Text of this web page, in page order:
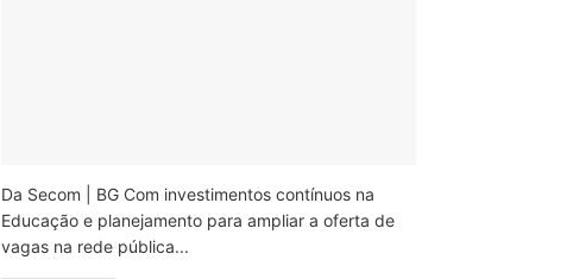
Da Secom | BG Com investimentos contínuos na
Educação e planejamento para ampliar a oferta de
vagas na rede pública...